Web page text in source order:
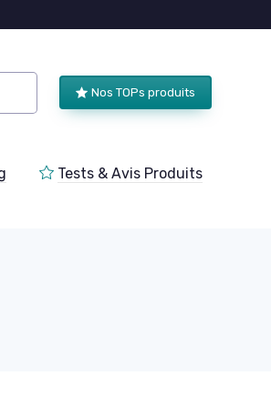
Nos TOPs produits
Tests & Avis Produits